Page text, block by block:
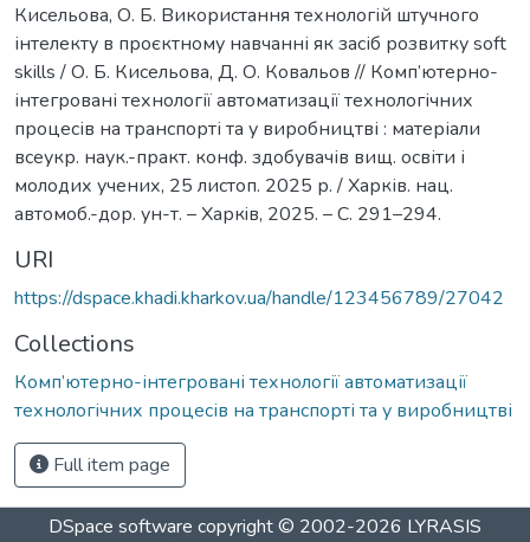
Кисельова, О. Б. Використання технологій штучного
інтелекту в проєктному навчанні як засіб розвитку soft
skills / О. Б. Кисельова, Д. О. Ковальов // Комп’ютерно-
інтегровані технології автоматизації технологічних
процесів на транспорті та у виробництві : матеріали
всеукр. наук.-практ. конф. здобувачів вищ. освіти і
молодих учених, 25 листоп. 2025 р. / Харків. нац.
автомоб.-дор. ун-т. – Харкiв, 2025. – С. 291–294.
URI
https://dspace.khadi.kharkov.ua/handle/123456789/27042
Collections
Комп’ютерно-інтегровані технології автоматизації
технологічних процесів на транспорті та у виробництві
Full item page
DSpace software copyright © 2002-2026 LYRASIS